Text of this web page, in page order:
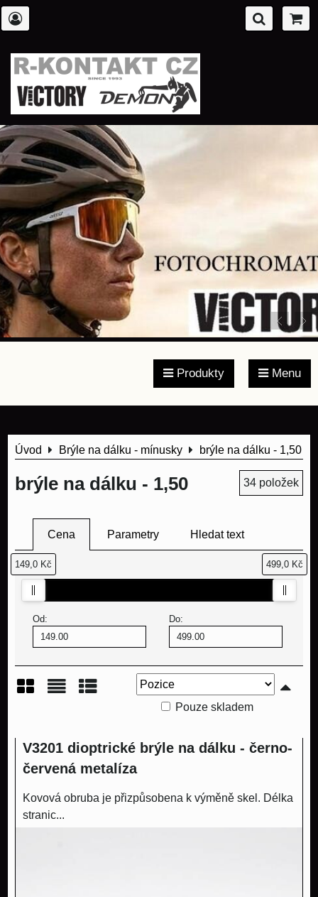
Produkty Menu
Úvod Brýle na dálku - mínusky brýle na dálku - 1,50
brýle na dálku - 1,50 34 položek
Cena Parametry Hledat text
Od: Do:
149,0 Kč 499,0 Kč
Pouze skladem
V3201 dioptrické brýle na dálku - černo-
červená metalíza
Kovová obruba je přizpůsobena k výměně skel. Délka
stranic...